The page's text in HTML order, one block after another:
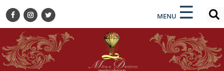
MENU ☰
×
BELEZA
BUSINESS E NEGÓCIOS
×
ENCONTRE SUA NOTÍCIA